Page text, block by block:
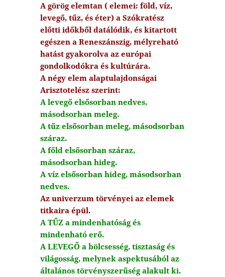
A görög elemtan ( elemei: föld, víz,
levegő, tűz, és éter) a Szókratész
előtti időkből datálódik, és kitartott
egészen a Reneszánszig, mélyreható
hatást gyakorolva az európai
gondolkodókra és kultúrára.
A négy elem alaptulajdonságai
Arisztotelész szerint:
A levegő elsősorban nedves,
másodsorban meleg.
A tűz elsősorban meleg, másodsorban
száraz.
A főld elsősorban száraz,
másodsorban hideg.
A víz elsősorban hideg, másodsorban
nedves.
Az univerzum törvényei az elemek
titkaira épül.
A TŰZ a mindenhatóság és
mindenható erő.
A LEVEGŐ a bölcsesség, tisztaság és
világosság, melynek aspektusából az
általános törvényszerűség alakult ki.